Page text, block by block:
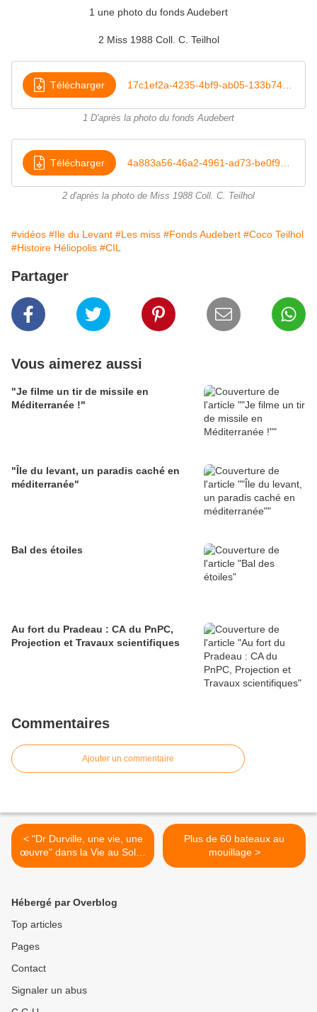
1 une photo du fonds Audebert
2 Miss 1988 Coll. C. Teilhol
Télécharger
1 D'après la photo du fonds Audebert
Télécharger
2 d'après la photo de Miss 1988 Coll. C. Teilhol
#vidéos #Ile du Levant #Les miss #Fonds Audebert #Coco Teilhol
#Histoire Héliopolis #CIL
Partager
Vous aimerez aussi
"Je filme un tir de missile en
Méditerranée !"
"Île du levant, un paradis caché en
méditerranée"
Bal des étoiles
Au fort du Pradeau : CA du PnPC,
Projection et Travaux scientifiques
Commentaires
Ajouter un commentaire
< "Dr Durville, une vie, une
œuvre" dans la Vie au Soleil
n°111 de juin juillet 1986
Plus de 60 bateaux au
mouillage >
Hébergé par Overblog
Top articles
Pages
Contact
Signaler un abus